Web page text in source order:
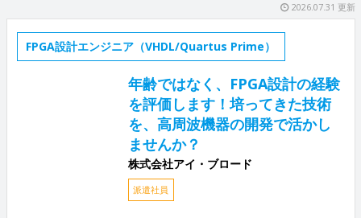
2026.07.31 更新
FPGA設計エンジニア（VHDL/Quartus Prime）
年齢ではなく、FPGA設計の経験
を評価します！培ってきた技術
を、高周波機器の開発で活かし
ませんか？
株式会社アイ・ブロード
派遣社員